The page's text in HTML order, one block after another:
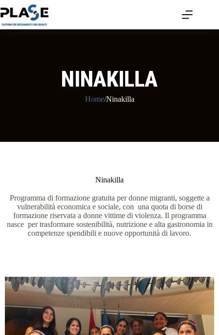
NINAKILLA
Home/Ninakilla
Ninakilla
Programma di formazione gratuita per donne migranti, soggette a
vulnerabilità economica e sociale, con una quota di borse di
formazione riservata a donne vittime di violenza. Il programma
nasce per trasformare sostenibilità, nutrizione e alta gastronomia in
competenze spendibili e nuove opportunità di lavoro.